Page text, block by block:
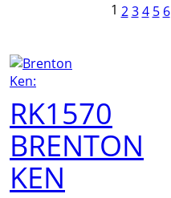
1 2 3 4 5 6
RK1570
BRENTON
KEN